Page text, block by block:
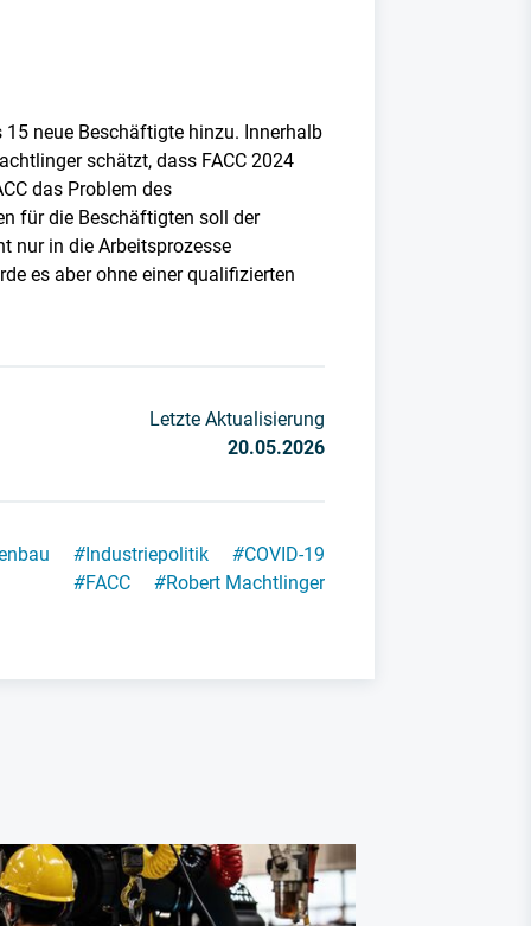
neue Beschäftigte hinzu. Innerhalb
schätzt, dass FACC 2024
das Problem des
für die Beschäftigten soll der
nur in die Arbeitsprozesse
es aber ohne einer qualifizierten
Letzte Aktualisierung
20.05.2026
#Industriepolitik #COVID-19
#FACC #Robert Machtlinger